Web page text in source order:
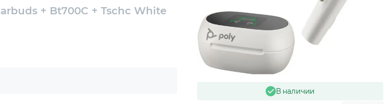
102 дБ и поддержка
которым важно
+ Bt700C + Tschc White
В наличии